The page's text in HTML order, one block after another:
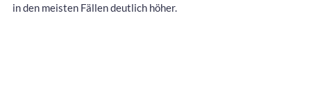
in den meisten Fällen deutlich höher.